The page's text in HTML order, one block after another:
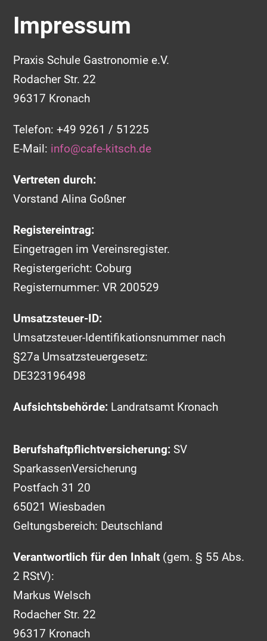
Impressum
Praxis Schule Gastronomie e.V.
Rodacher Str. 22
96317 Kronach
Telefon: +49 9261 / 51225
E-Mail: info@cafe-kitsch.de
Vertreten durch:
Vorstand Alina Goßner
Registereintrag:
Eingetragen im Vereinsregister.
Registergericht: Coburg
Registernummer: VR 200529
Umsatzsteuer-ID:
Umsatzsteuer-Identifikationsnummer nach
§27a Umsatzsteuergesetz:
DE323196498
Aufsichtsbehörde: Landratsamt Kronach
Berufshaftpflichtversicherung:SV
SparkassenVersicherung
Postfach 31 20
65021 Wiesbaden
Geltungsbereich: Deutschland
Verantwortlich für den Inhalt (gem. § 55 Abs.
2 RStV):
Markus Welsch
Rodacher Str. 22
96317 Kronach